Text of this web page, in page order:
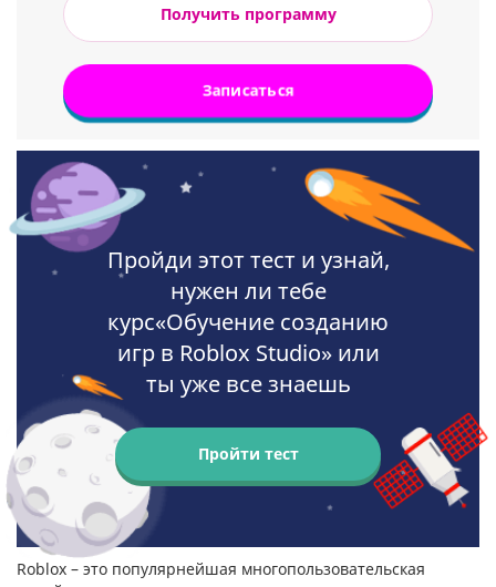
Roblox – это популярнейшая многопользовательская
Получить программу
Записаться
Пройди этот тест и узнай,
нужен ли тебе
курс«Обучение созданию
игр в Roblox Studio» или
ты уже все знаешь
Пройти тест